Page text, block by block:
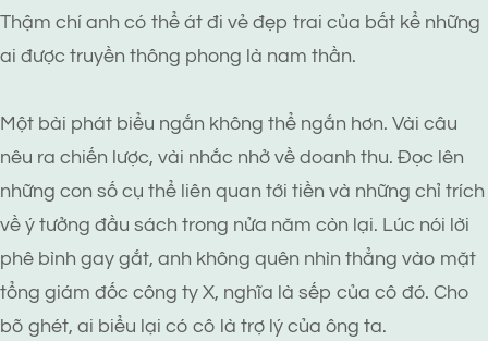
Thậm chí anh có thể át đi vẻ đẹp trai của bất kể những
ai được truyền thông phong là nam thần.
Một bài phát biểu ngắn không thể ngắn hơn. Vài câu
nêu ra chiến lược, vài nhắc nhở về doanh thu. Đọc lên
những con số cụ thể liên quan tới tiền và những chỉ trích
về ý tưởng đầu sách trong nửa năm còn lại. Lúc nói lời
phê bình gay gắt, anh không quên nhìn thẳng vào mặt
tổng giám đốc công ty X, nghĩa là sếp của cô đó. Cho
bõ ghét, ai biểu lại có cô là trợ lý của ông ta.